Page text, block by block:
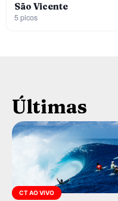
São Vicente
5 picos
Últimas
CT AO VIVO